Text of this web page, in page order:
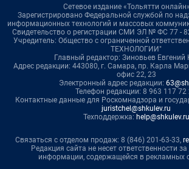
Сетевое издание «Тольятти
Зарегистрировано Федеральной службой по
информационных технологий и массовых
Свидетельство о регистрации СМИ ЭЛ № ФС 77 -
Учредитель: Общество с ограниченной
ТЕХНОЛОГИИ"
Главный редактор: Зиновьев
Адрес редакции: 443080, г. Самара, пр. Карла
офис 22, 23
Электронный адрес редакции:
Телефон редакции: 8 963 117 72
Контактные данные для Роскомнадзора и
juristchel@shkulev.ru
Техподдержка: help@shkulev.ru
Связаться с отделом продаж: 8 (846) 201-63-33,
Редакция сайта не несет ответственности
информации, содержащейся в рекламных